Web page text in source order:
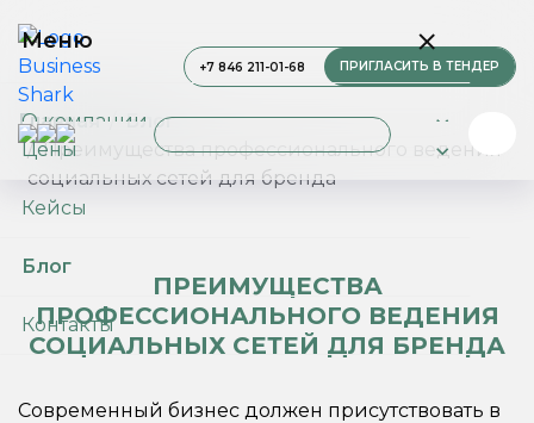
+7 846 211-01-68 ПРИГЛАСИТЬ В ТЕНДЕР
Меню
О компании
Услуги
Цены
Кейсы
Блог
Контакты
Главная
Блог
Преимущества профессионального ведения
социальных сетей для бренда
ПРЕИМУЩЕСТВА
ПРОФЕССИОНАЛЬНОГО ВЕДЕНИЯ
СОЦИАЛЬНЫХ СЕТЕЙ ДЛЯ БРЕНДА
Современный бизнес должен присутствовать в